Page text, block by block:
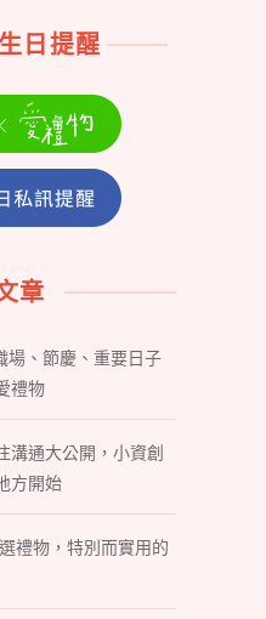
日提醒
章
場、節慶、重要日子
禮物
溝通大公開，小資創
方開始
禮物，特別而實用的